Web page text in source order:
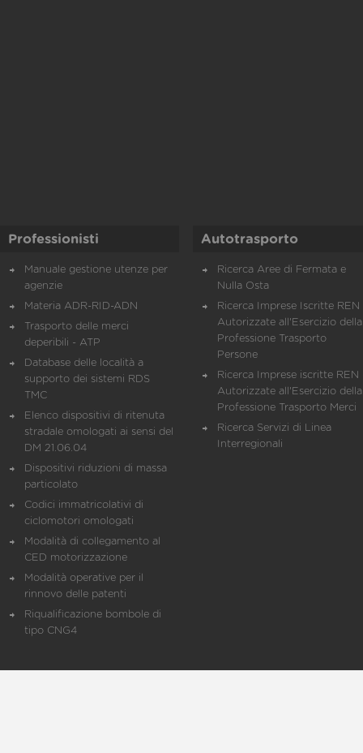
Professionisti
Manuale gestione utenze per
agenzie
Materia ADR-RID-ADN
Trasporto delle merci
deperibili - ATP
Database delle località a
supporto dei sistemi RDS
TMC
Elenco dispositivi di ritenuta
stradale omologati ai sensi del
DM 21.06.04
Dispositivi riduzioni di massa
particolato
Codici immatricolativi di
ciclomotori omologati
Modalità di collegamento al
CED motorizzazione
Modalità operative per il
rinnovo delle patenti
Riqualificazione bombole di
tipo CNG4
Autotrasporto
Ricerca Aree di Fermata e
Nulla Osta
Ricerca Imprese Iscritte REN
Autorizzate all'Esercizio della
Professione Trasporto
Persone
Ricerca Imprese iscritte REN
Autorizzate all'Esercizio della
Professione Trasporto Merci
Ricerca Servizi di Linea
Interregionali